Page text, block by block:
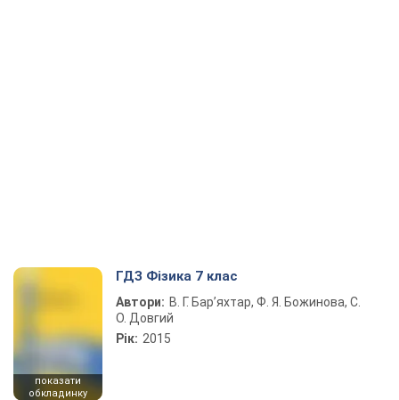
показати
обкладинку
ГДЗ Фізика 7 клас
Автори: В. Г. Бар’яхтар, Ф. Я. Божинова, С.
О. Довгий
Рік: 2015